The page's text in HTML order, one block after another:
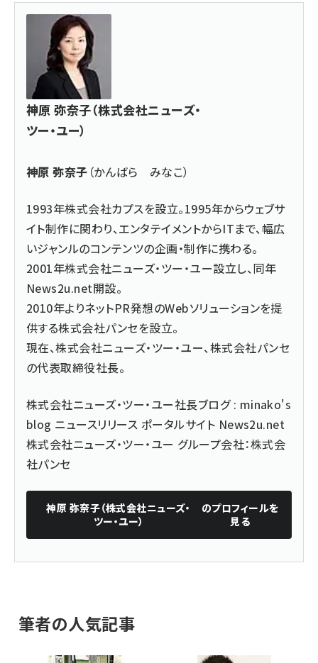
神原 弥奈子（株式会社ニューズ・
ツー・ユー）
神原 弥奈子 （かんばら みなこ）
1993年株式会社カプスを設立。1995年からウェブサ
イト制作に関わり、エンタテイメントからITまで、幅広
いジャンルのコンテンツの企画・制作に携わる。
2001年株式会社ニューズ・ツー・ユー設立し、同年
News2u.net開設。
2010年よりネットPR発想のWebソリューションを提
供する株式会社パンセを設立。
現在、株式会社ニューズ・ツー・ユー、株式会社パンセ
の代表取締役社長。
株式会社ニューズ・ツー・ユー社長ブログ : minako's
blog ニュースリリース ポータルサイト News2u.net
株式会社ニューズ・ツー・ユー グループ会社：株式会
社パンセ
神原 弥奈子（株式会社ニューズ・
ツー・ユー）
のプロフィールを
見る
筆者の人気記事